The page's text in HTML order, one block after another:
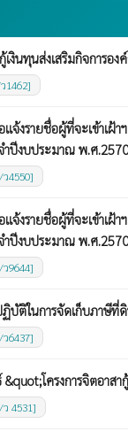
งินทุนส่งเสริมกิจการอง
1462]
จ้งรายชื่อผู้ที่จะเข้าเฝ้
ำปีงบประมาณ พ.ศ.2570
4550]
จ้งรายชื่อผู้ที่จะเข้าเฝ้
ำปีงบประมาณ พ.ศ.2570
9644]
บัติในการจัดเก็บภาษีที่
6437]
โครงการจิตอาส
4531]